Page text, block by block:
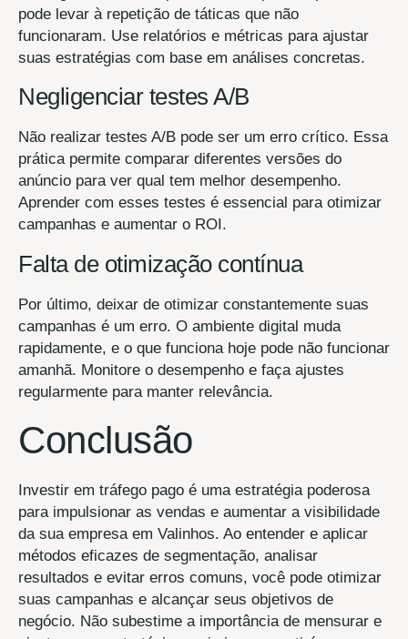
pode levar à repetição de táticas que não
funcionaram. Use relatórios e métricas para ajustar
suas estratégias com base em análises concretas.
Negligenciar testes A/B
Não realizar testes A/B pode ser um erro crítico. Essa
prática permite comparar diferentes versões do
anúncio para ver qual tem melhor desempenho.
Aprender com esses testes é essencial para otimizar
campanhas e aumentar o ROI.
Falta de otimização contínua
Por último, deixar de otimizar constantemente suas
campanhas é um erro. O ambiente digital muda
rapidamente, e o que funciona hoje pode não funcionar
amanhã. Monitore o desempenho e faça ajustes
regularmente para manter relevância.
Conclusão
Investir em tráfego pago é uma estratégia poderosa
para impulsionar as vendas e aumentar a visibilidade
da sua empresa em Valinhos. Ao entender e aplicar
métodos eficazes de segmentação, analisar
resultados e evitar erros comuns, você pode otimizar
suas campanhas e alcançar seus objetivos de
negócio. Não subestime a importância de mensurar e